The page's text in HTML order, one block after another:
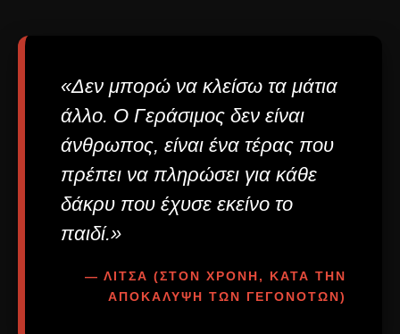
«Δεν μπορώ να κλείσω τα μάτια
άλλο. Ο Γεράσιμος δεν είναι
άνθρωπος, είναι ένα τέρας που
πρέπει να πληρώσει για κάθε
δάκρυ που έχυσε εκείνο το
παιδί.»
— ΛΙΤΣΑ (ΣΤΟΝ ΧΡΌΝΗ, ΚΑΤΆ ΤΗΝ
ΑΠΟΚΆΛΥΨΗ ΤΩΝ ΓΕΓΟΝΌΤΩΝ)